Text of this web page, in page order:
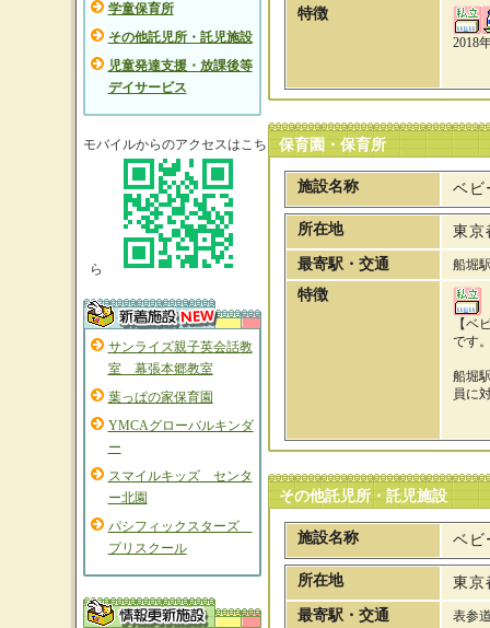
学童保育所
その他託児所・託児施設
児童発達支援・放課後等
デイサービス
モバイルからのアクセスはこち
ら
サンライズ親子英会話教
室 幕張本郷教室
葉っぱの家保育園
YMCAグローバルキンダ
ー
スマイルキッズ センタ
ー北園
パシフィックスターズ
プリスクール
特徴
2018
保育園・保育所
施設名称 ベビ
所在地
東京
最寄駅・交通
船堀
特徴
【ベ
です
船堀
員に
その他託児所・託児施設
施設名称 ベビ
所在地
東京
最寄駅・交通
表参